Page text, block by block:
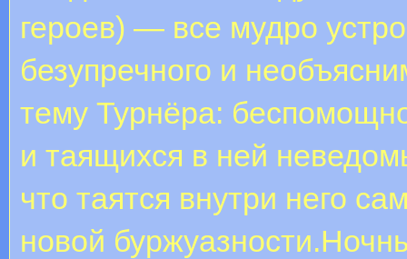
героев) — все мудро
безупречного и
тему Турнёра:
и таящихся в ней
что таятся внутри него
новой